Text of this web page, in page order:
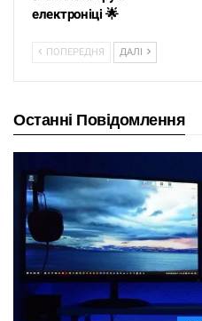
електроніці 🌟
ПОПЕРЕДНЯ ДАЛІ
Останні Повідомлення